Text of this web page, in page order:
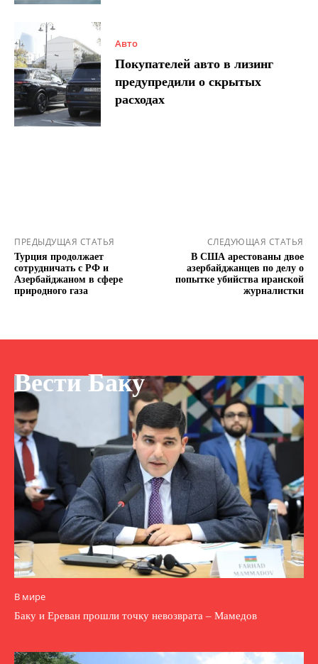
Авто
Покупателей авто в лизинг
предупредили о скрытых
расходах
ПРЕДЫДУЩАЯ СТАТЬЯ
Турция продолжает
сотрудничать с РФ и
Азербайджаном в сфере
природного газа
СЛЕДУЮЩАЯ СТАТЬЯ
В США арестованы двое
азербайджанцев по делу о
попытке убийства иранской
журналистки
Вести Баку
В мире
Баку и Ереван прошли точку невозврата – Мамедов